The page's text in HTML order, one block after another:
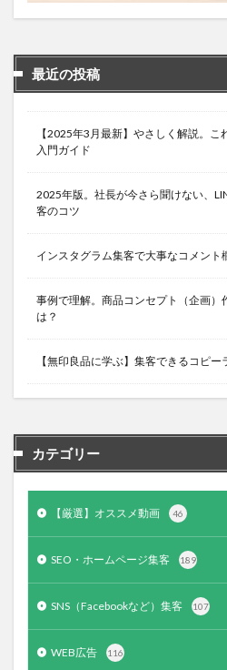
最近の投稿
【2025年3月最新】やさしく解説。
入門ガイド
2025年版。社長が今さら聞けない、
客のコツ
インスタグラム集客で大事なコメント
事例で理解。商品コンセプト（企画）
は？
【無印良品に学ぶ】集客できるコピ
カテゴリー
【厳選】オススメ動画 46
SEO・ホームページ集客 189
SNS（Facebookなど）集客 107
WEB広告 116